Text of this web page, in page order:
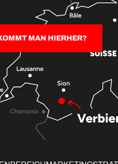
MAN HIERHER?